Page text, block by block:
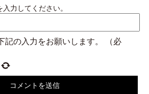
力してください。
記の入力をお願いします。
（必